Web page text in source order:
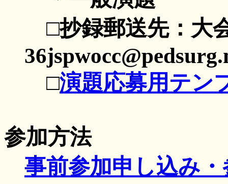
□抄録郵送先：大
□演題応募用テン
参加方法
事前参加申し込み